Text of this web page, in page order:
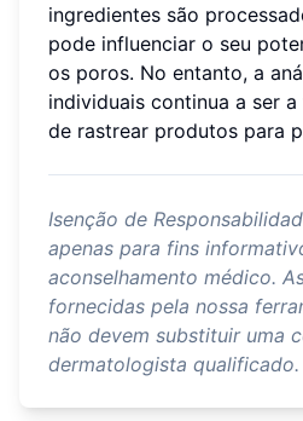
ingredientes são
pode influenciar o seu
os poros. No entanto, a
individuais continua a ser
de rastrear produtos para
Isenção de
apenas para fins
aconselhamento médico.
fornecidas pela nossa
não devem substituir uma
dermatologista qualificado.